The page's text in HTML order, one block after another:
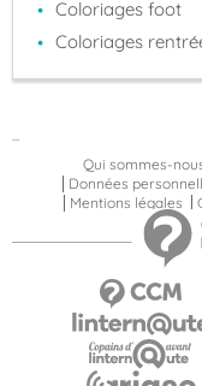
Coloriages foot
Coloriages
Qui sommes-
Données
Mentions légales